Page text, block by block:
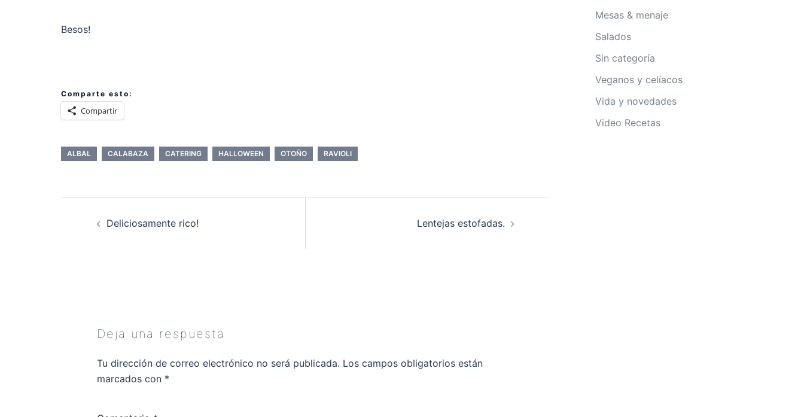
Besos!
Comparte esto:
Compartir
ALBAL CALABAZA CATERING HALLOWEEN OTOÑO RAVIOLI
Deliciosamente rico! Lentejas estofadas.
Deja una respuesta
Tu dirección de correo electrónico no será publicada. Los campos obligatorios están
marcados con *
Mesas & menaje
Salados
Sin categoría
Veganos y celíacos
Vida y novedades
Video Recetas